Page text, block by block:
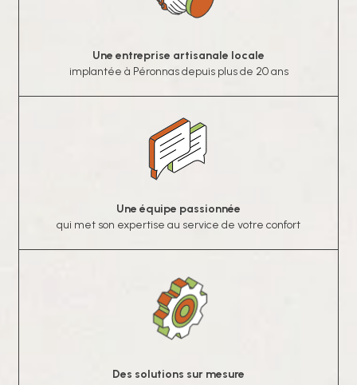
Une entreprise artisanale locale
implantée à Péronnas depuis plus de 20 ans
Une équipe passionnée
qui met son expertise au service de votre confort
Des solutions sur mesure